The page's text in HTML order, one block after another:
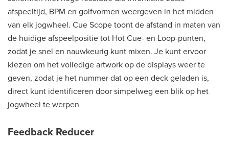
afspeeltijd, BPM en golfvormen weergeven in het midden
van elk jogwheel. Cue Scope toont de afstand in maten van
de huidige afspeelpositie tot Hot Cue- en Loop-punten,
zodat je snel en nauwkeurig kunt mixen. Je kunt ervoor
kiezen om het volledige artwork op de displays weer te
geven, zodat je het nummer dat op een deck geladen is,
direct kunt identificeren door simpelweg een blik op het
jogwheel te werpen
Feedback Reducer